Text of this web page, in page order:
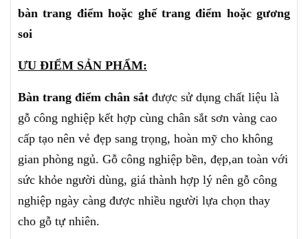
bàn trang điểm hoặc ghế trang điểm hoặc gương
soi
ƯU ĐIỂM SẢN PHẨM:
Bàn trang điểm chân sắt được sử dụng chất liệu là
gỗ công nghiệp kết hợp cùng chân sắt sơn vàng cao
cấp tạo nên vẻ đẹp sang trọng, hoàn mỹ cho không
gian phòng ngủ. Gỗ công nghiệp bền, đẹp,an toàn với
sức khỏe người dùng, giá thành hợp lý nên gỗ công
nghiệp ngày càng được nhiều người lựa chọn thay
cho gỗ tự nhiên.